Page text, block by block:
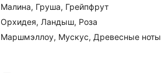
Малина, Груша, Грейпфрут
Орхидея, Ландыш, Роза
Маршмэллоу, Мускус, Древесные ноты